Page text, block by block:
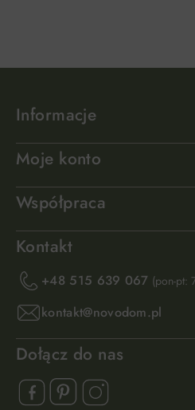
Informacje
Moje konto
Współpraca
Kontakt
+48 515 639 067 (pon-pt:
kontakt@novodom.pl
Dołącz do nas